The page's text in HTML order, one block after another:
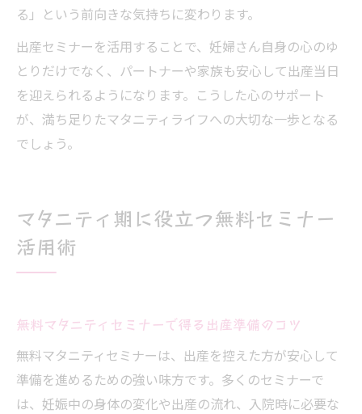
る」という前向きな気持ちに変わります。
出産セミナーを活用することで、妊婦さん自身の心のゆ
とりだけでなく、パートナーや家族も安心して出産当日
を迎えられるようになります。こうした心のサポート
が、満ち足りたマタニティライフへの大切な一歩となる
でしょう。
マタニティ期に役立つ無料セミナー
活用術
無料マタニティセミナーで得る出産準備のコツ
無料マタニティセミナーは、出産を控えた方が安心して
準備を進めるための強い味方です。多くのセミナーで
は、妊娠中の身体の変化や出産の流れ、入院時に必要な